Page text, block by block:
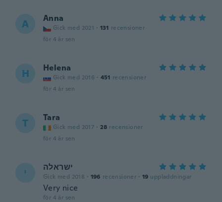
A Anna
Gick med 2021 · 131 recensioner
för 4 år sen
H Helena
Gick med 2016 · 451 recensioner
för 4 år sen
T Tara
Gick med 2017 · 28 recensioner
för 4 år sen
י ישראלה
Gick med 2018 · 196 recensioner · 19 uppladdningar
Very nice
för 4 år sen